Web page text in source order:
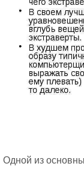
Одной из